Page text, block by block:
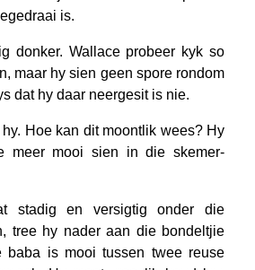
is.
donker. Wallace probeer kyk so
maar hy sien geen spore rondom
dat hy daar neergesit is nie.
Hoe kan dit moontlik wees? Hy
meer mooi sien in die skemer-
stadig en versigtig onder die
tree hy nader aan die bondeltjie
baba is mooi tussen twee reuse